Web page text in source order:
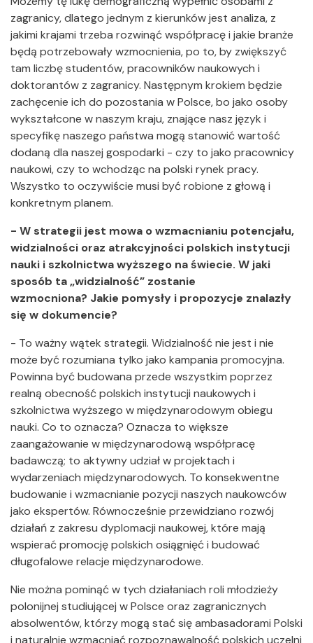
zagranicy, dlatego jednym z kierunków jest analiza, z
jakimi krajami trzeba rozwinąć współpracę i jakie branże
będą potrzebowały wzmocnienia, po to, by zwiększyć
tam liczbę studentów, pracowników naukowych i
doktorantów z zagranicy. Następnym krokiem będzie
zachęcenie ich do pozostania w Polsce, bo jako osoby
wykształcone w naszym kraju, znające nasz język i
specyfikę naszego państwa mogą stanowić wartość
dodaną dla naszej gospodarki - czy to jako pracownicy
naukowi, czy to wchodząc na polski rynek pracy.
Wszystko to oczywiście musi być robione z głową i
konkretnym planem.
- W strategii jest mowa o wzmacnianiu potencjału,
widzialności oraz atrakcyjności polskich instytucji
nauki i szkolnictwa wyższego na świecie. W jaki
sposób ta „widzialność” zostanie
wzmocniona? Jakie pomysły i propozycje znalazły
się w dokumencie?
- To ważny wątek strategii. Widzialność nie jest i nie
może być rozumiana tylko jako kampania promocyjna.
Powinna być budowana przede wszystkim poprzez
realną obecność polskich instytucji naukowych i
szkolnictwa wyższego w międzynarodowym obiegu
nauki. Co to oznacza? Oznacza to większe
zaangażowanie w międzynarodową współpracę
badawczą; to aktywny udział w projektach i
wydarzeniach międzynarodowych. To konsekwentne
budowanie i wzmacnianie pozycji naszych naukowców
jako ekspertów. Równocześnie przewidziano rozwój
działań z zakresu dyplomacji naukowej, które mają
wspierać promocję polskich osiągnięć i budować
długofalowe relacje międzynarodowe.
Nie można pominąć w tych działaniach roli młodzieży
polonijnej studiującej w Polsce oraz zagranicznych
absolwentów, którzy mogą stać się ambasadorami Polski
i naturalnie wzmacniać rozpoznawalność polskich uczelni